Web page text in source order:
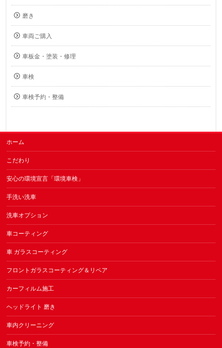
磨き
車両ご購入
車板金・塗装・修理
車検
車検予約・整備
ホーム
こだわり
安心の環境宣言「環境車検」
手洗い洗車
洗車オプション
車コーティング
車 ガラスコーティング
フロントガラスコーティング＆リペア
カーフィルム施工
ヘッドライト 磨き
車内クリーニング
車検予約・整備